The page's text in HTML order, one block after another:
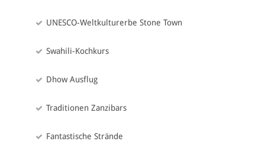
in einem der SPAs in Stone Town.
UNESCO-Weltkulturerbe Stone Town
Swahili-Kochkurs
Dhow Ausflug
Traditionen Zanzibars
Fantastische Strände